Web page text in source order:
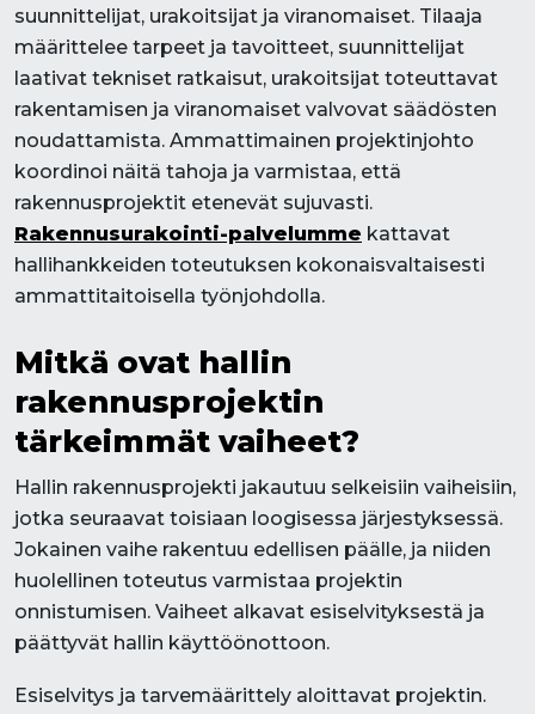
suunnittelijat, urakoitsijat ja viranomaiset. Tilaaja
määrittelee tarpeet ja tavoitteet, suunnittelijat
laativat tekniset ratkaisut, urakoitsijat toteuttavat
rakentamisen ja viranomaiset valvovat säädösten
noudattamista. Ammattimainen projektinjohto
koordinoi näitä tahoja ja varmistaa, että
rakennusprojektit etenevät sujuvasti.
Rakennusurakointi-palvelumme kattavat
hallihankkeiden toteutuksen kokonaisvaltaisesti
ammattitaitoisella työnjohdolla.
Mitkä ovat hallin
rakennusprojektin
tärkeimmät vaiheet?
Hallin rakennusprojekti jakautuu selkeisiin vaiheisiin,
jotka seuraavat toisiaan loogisessa järjestyksessä.
Jokainen vaihe rakentuu edellisen päälle, ja niiden
huolellinen toteutus varmistaa projektin
onnistumisen. Vaiheet alkavat esiselvityksestä ja
päättyvät hallin käyttöönottoon.
Esiselvitys ja tarvemäärittely aloittavat projektin.